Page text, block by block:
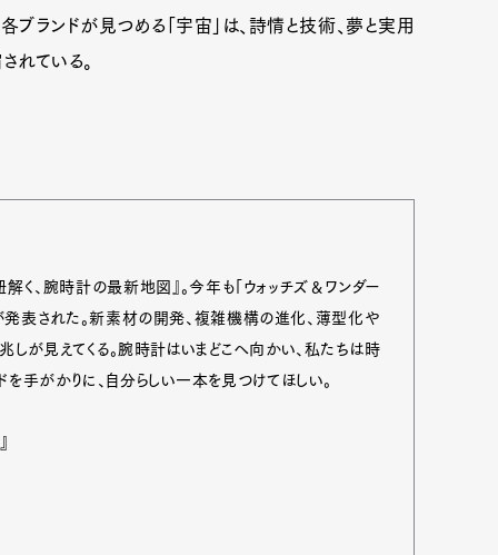
ブランドが見つめる「宇宙」は、詩情と技術、夢と実用
れている。
、腕時計の最新地図』。今年も「ウォッチズ＆ワンダー
発表された。新素材の開発、複雑機構の進化、薄型化や
しが見えてくる。腕時計はいまどこへ向かい、私たちは時
手がかりに、自分らしい一本を見つけてほしい。